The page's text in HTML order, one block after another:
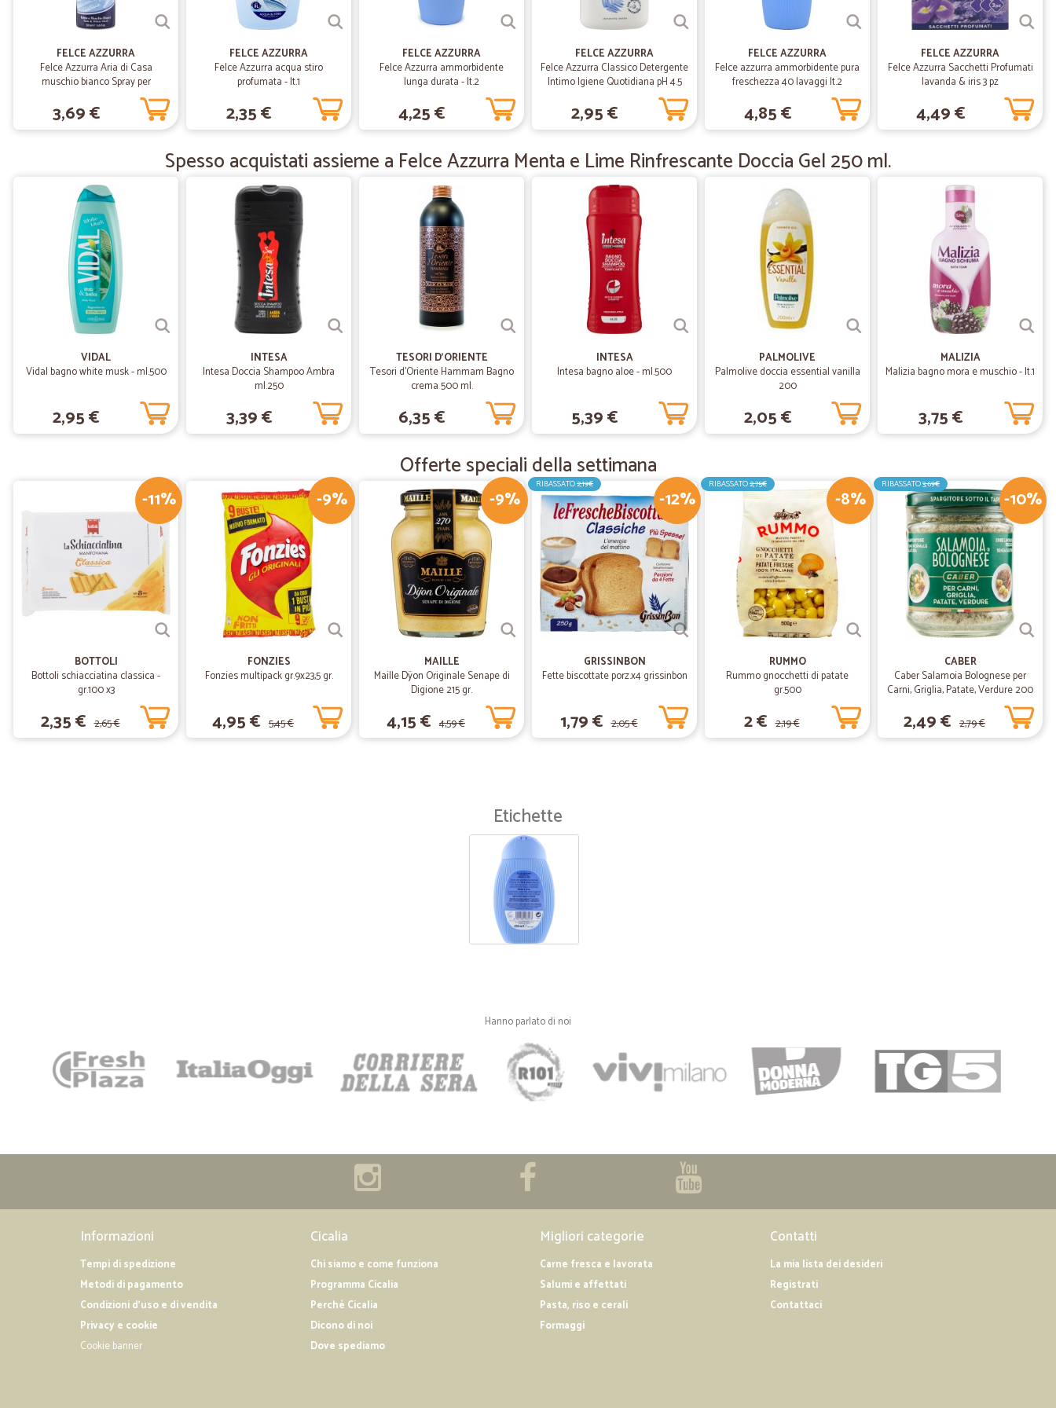
21/12/2020
—.
Ottimo tutto
Ottimo tutto. Consegna rapida.
Spedizione veloce e prodotto…
Spedizione veloce e prodotto conforme..... perfetto
07/08/2020
Spedizione molto veloce e buoni i prezzi
Spedizione molto veloce e buoni i prezzi
Ottimo servizio e qualia dei prodotti
—Marco C.
Perfetti!!!
Perfetti!!!
08/01/2020
—Alessandro M.
Puntuali e un innaspettato omaggio alla…
Puntuali e un innaspettato omaggio alla consegna
FELCE AZZURRA
Felce Azzurra Aria di Casa
muschio bianco Spray per
3,69 €
FELCE AZZURRA
Felce Azzurra acqua stiro
profumata - lt.1
2,35 €
FELCE AZZURRA
Felce Azzurra ammorbidente
lunga durata - lt.2
4,25 €
FELCE AZZURRA
Felce Azzurra Classico Detergente
Intimo Igiene Quotidiana pH 4.5
2,95 €
FELCE AZZURRA
Felce azzurra ammorbidente pura
freschezza 40 lavaggi lt.2
4,85 €
FELCE AZZURRA
Felce Azzurra Sacchetti Profumati
lavanda & iris 3 pz
4,49 €
Spesso acquistati assieme a Felce Azzurra Menta e Lime Rinfrescante Doccia Gel 250 ml.
VIDAL
Vidal bagno white musk - ml.500
2,95 €
INTESA
Intesa Doccia Shampoo Ambra
ml.250
3,39 €
TESORI D'ORIENTE
Tesori d'Oriente Hammam Bagno
crema 500 ml.
6,35 €
INTESA
Intesa bagno aloe - ml.500
5,39 €
PALMOLIVE
Palmolive doccia essential vanilla
200
2,05 €
MALIZIA
Malizia bagno mora e muschio - lt.1
3,75 €
Offerte speciali della settimana
-11%
BOTTOLI
Bottoli schiacciatina classica -
gr.100 x3
2,35 € 2,65 €
-9%
FONZIES
Fonzies multipack gr.9x23,5 gr.
4,95 € 5,45 €
-9%
MAILLE
Maille Dÿon Originale Senape di
Digione 215 gr.
4,15 € 4,59 €
-12%
RIBASSATO2,19€
GRISSINBON
Fette biscottate porz.x4 grissinbon
1,79 € 2,05 €
-8%
RIBASSATO2,75€
RUMMO
Rummo gnocchetti di patate
gr.500
2 € 2,19 €
-10%
RIBASSATO3,69€
CABER
Caber Salamoia Bolognese per
Carni, Griglia, Patate, Verdure 200
2,49 € 2,79 €
Etichette
Hanno parlato di noi
Informazioni
Tempi di spedizione
Metodi di pagamento
Condizioni d'uso e di vendita
Privacy e cookie
Cookie banner
Cicalia
Chi siamo e come funziona
Programma Cicalia
Perché Cicalia
Dicono di noi
Dove spediamo
Migliori categorie
Carne fresca e lavorata
Salumi e affettati
Pasta, riso e cerali
Formaggi
Contatti
La mia lista dei desideri
Registrati
Contattaci